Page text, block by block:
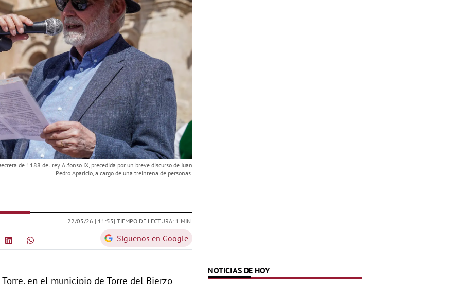
de 1188 del rey Alfonso IX, precedida por un breve discurso de Juan
Pedro Aparicio, a cargo de una treintena de personas.
22/05/26 | 11:55| TIEMPO DE LECTURA: 1 MIN.
Síguenos en Google
en el municipio de Torre del Bierzo
NOTICIAS DE HOY